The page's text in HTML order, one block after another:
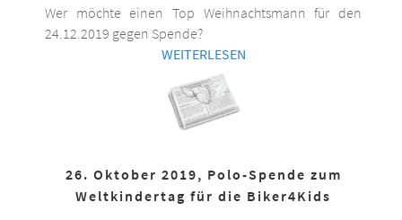
Wer möchte einen Top Weihnachtsmann für den
24.12.2019 gegen Spende?
WEITERLESEN
26. Oktober 2019, Polo-Spende zum
Weltkindertag für die Biker4Kids